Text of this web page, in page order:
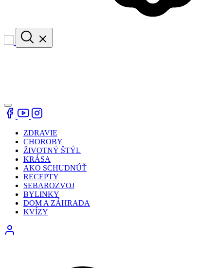
ZDRAVIE
CHOROBY
ŽIVOTNÝ ŠTÝL
KRÁSA
AKO SCHUDNÚŤ
RECEPTY
SEBAROZVOJ
BYLINKY
DOM A ZÁHRADA
KVÍZY